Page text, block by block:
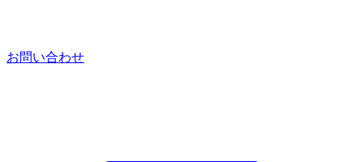
お問い合わせ